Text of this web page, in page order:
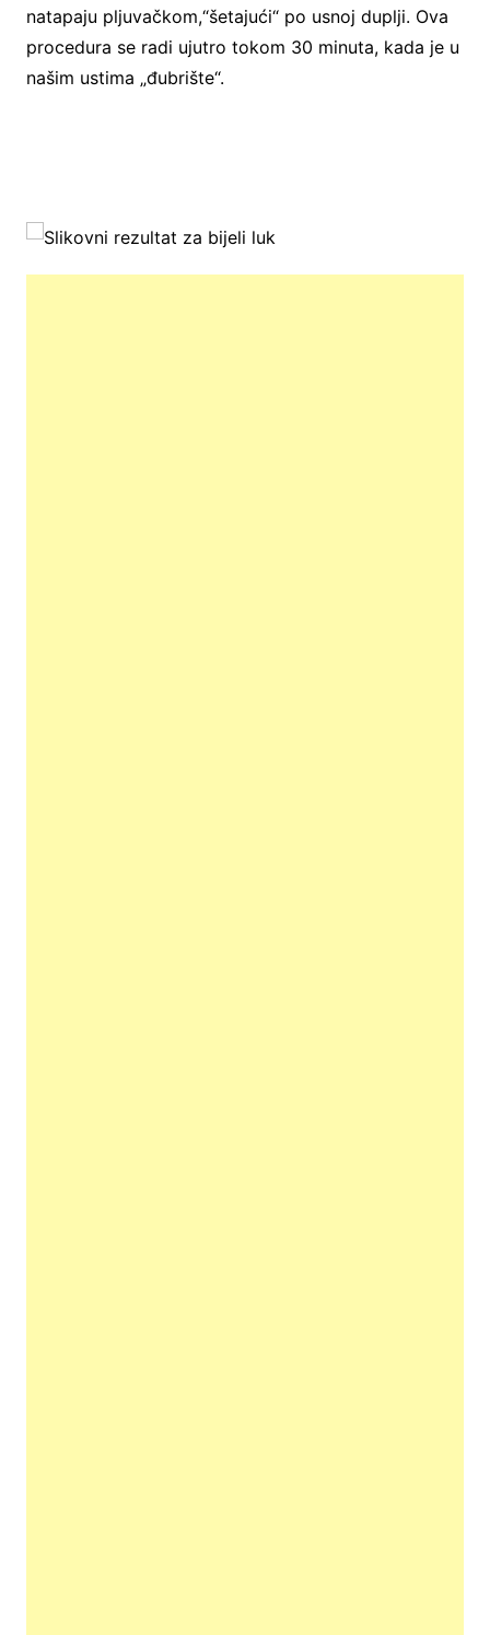
natapaju pljuvačkom,“šetajući“ po usnoj duplji. Ova
procedura se radi ujutro tokom 30 minuta, kada je u
našim ustima „đubrište“.